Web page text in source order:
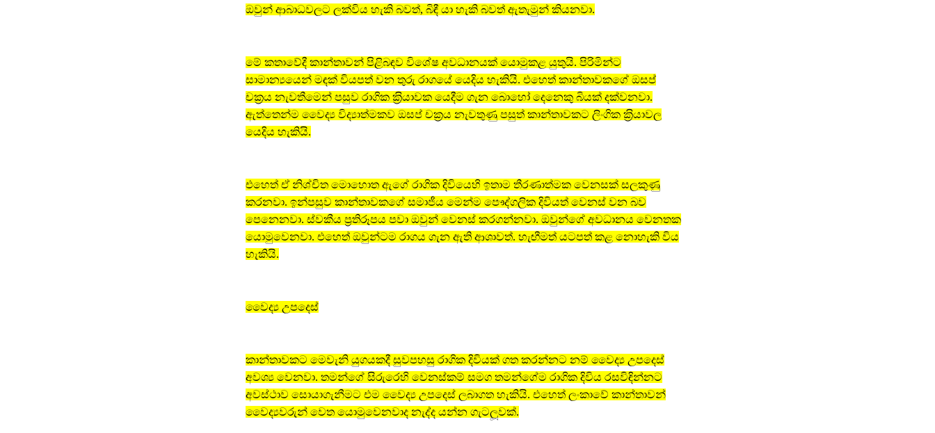
ඔවුන් ආබාධවලට ලක්විය හැකි බවත්, බිඳී යා හැකි බවත් ඇතැමුන් කියනවා.
මේ කතාවේදී කාන්තාවන් පිළිබඳව විශේෂ අවධානයක් යොමුකළ යුතුයි. පිරිමින්ට
සාමාන්‍යයෙන් මඳක් වියපත් වන තුරු රාගයේ යෙදිය හැකියි. එහෙත් කාන්තාවකගේ ඔසප්
චක‍්‍රය නැවතීමෙන් පසුව රාගික ක‍්‍රියාවක යෙදීම ගැන බොහෝ දෙනෙකු බියක් දක්වනවා.
ඇත්තෙන්ම වෛද්‍ය විද්‍යාත්මකව ඔසප් චක‍්‍රය නැවතුණු පසුත් කාන්තාවකට ලිංගික ක‍්‍රියාවල
යෙදිය හැකියි.
එහෙත් ඒ නිශ්චිත මොහොත ඇගේ රාගික දිවියෙහි ඉතාම තීරණාත්මක වෙනසක් සලකුණු
කරනවා. ඉන්පසුව කාන්තාවකගේ සමාජීය මෙන්ම පෞද්ගලික දිවියත් වෙනස් වන බව
පෙනෙනවා. ස්වකීය ප‍්‍රතිරූපය පවා ඔවුන් වෙනස් කරගන්නවා. ඔවුන්ගේ අවධානය වෙනතක
යොමුවෙනවා. එහෙත් ඔවුන්ටම රාගය ගැන ඇති ආශාවත්. හැඟීමත් යටපත් කළ නොහැකි විය
හැකියි.
වෛද්‍ය උපදෙස්
කාන්තාවකට මෙවැනි යුගයකදී සුවපහසු රාගික දිවියක් ගත කරන්නට නම් වෛද්‍ය උපදෙස්
අවශ්‍ය වෙනවා. තමන්ගේ සිරුරෙහි වෙනස්කම් සමග තමන්ගේම රාගික දිවිය රසවිඳින්නට
අවස්ථාව සොයාගැනීමට එම වෛද්‍ය උපදෙස් ලබාගත හැකියි. එහෙත් ලංකාවේ කාන්තාවන්
වෛද්‍යවරුන් වෙත යොමුවෙනවාද නැද්ද යන්න ගැටලූවක්.